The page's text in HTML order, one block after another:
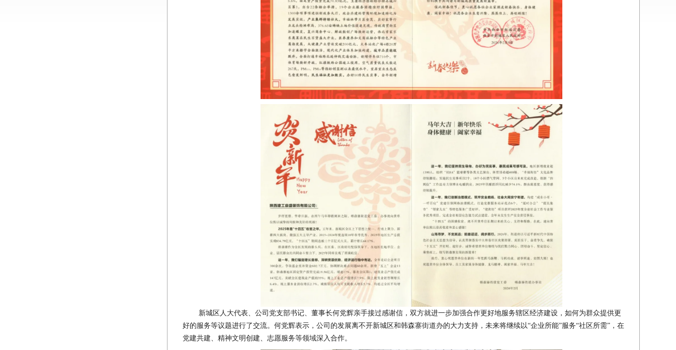
新城区人大代表、公司党支部书记、董事长何党辉亲手接过感谢信，双方就进一步加强合作更好地服务辖区经济建设，如何为群众提供更
好的服务等议题进行了交流。何党辉表示，公司的发展离不开新城区和韩森寨街道办的大力支持，未来将继续以“企业所能”服务“社区所需”，在
党建共建、精神文明创建、志愿服务等领域深入合作。